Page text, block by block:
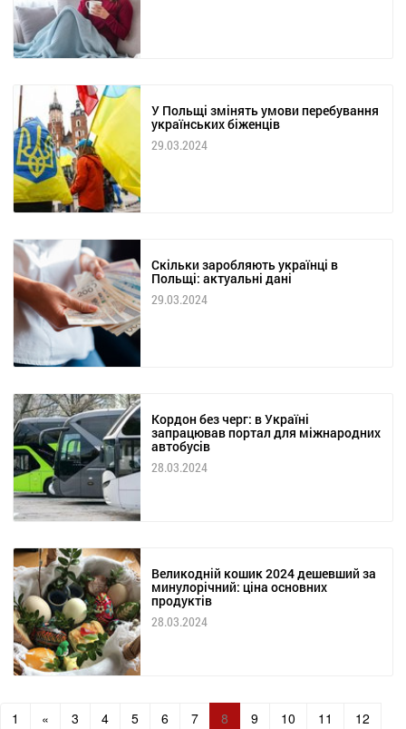
У Польщі змінять умови перебування
українських біженців
29.03.2024
Скільки заробляють українці в
Польщі: актуальні дані
29.03.2024
Кордон без черг: в Україні
запрацював портал для міжнародних
автобусів
28.03.2024
Великодній кошик 2024 дешевший за
минулорічний: ціна основних
продуктів
28.03.2024
1 « 3 4 5 6 7 8 9 10 11 12